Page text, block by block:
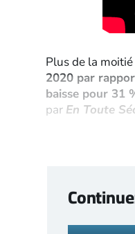
Plus de la
2020 par
baisse pour 31
par En Toute